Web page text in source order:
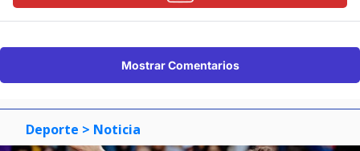
Mostrar Comentarios
Deporte > Noticia